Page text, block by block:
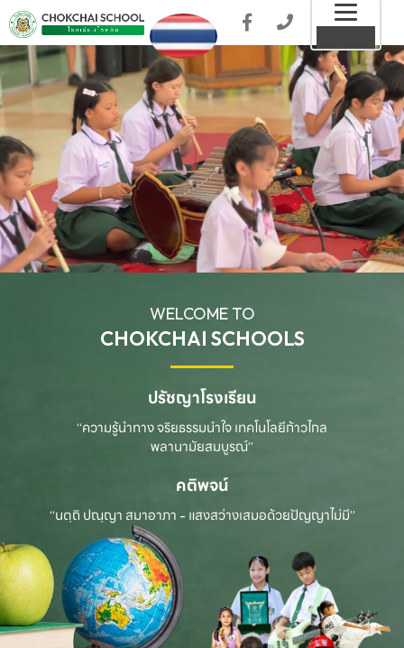
WELCOME TO
CHOKCHAI SCHOOLS
ปรัชญาโรงเรียน
“ความรู้นำทาง จริยธรรมนำใจ เทคโนโลยีก้าวไกล
พลานามัยสมบูรณ์”
คติพจน์
“นตฺถิ ปณฺญา สมาอาภา - แสงสว่างเสมอด้วยปัญญาไม่มี”